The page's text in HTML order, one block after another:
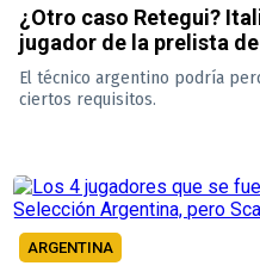
¿Otro caso Retegui?
jugador de la prelista
El técnico argentino podría
ciertos requisitos.
ARGENTINA